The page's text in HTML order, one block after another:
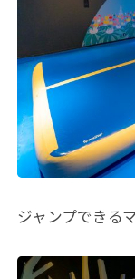
ジャンプできる